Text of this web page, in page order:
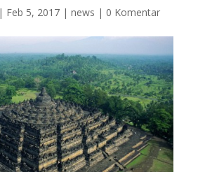
| Feb 5, 2017| news | 0 Komentar